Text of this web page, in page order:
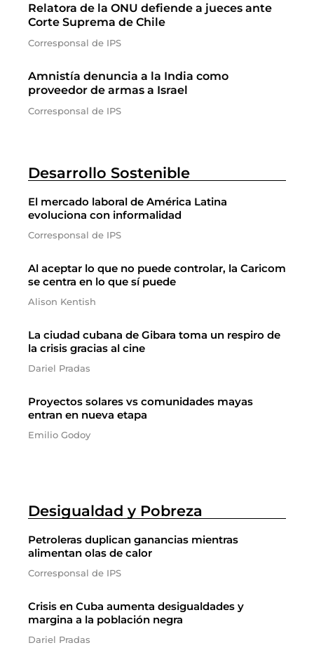
Relatora de la ONU defiende a jueces ante
Corte Suprema de Chile
Corresponsal de IPS
Amnistía denuncia a la India como
proveedor de armas a Israel
Corresponsal de IPS
Desarrollo Sostenible
El mercado laboral de América Latina
evoluciona con informalidad
Corresponsal de IPS
Al aceptar lo que no puede controlar, la Caricom
se centra en lo que sí puede
Alison Kentish
La ciudad cubana de Gibara toma un respiro de
la crisis gracias al cine
Dariel Pradas
Proyectos solares vs comunidades mayas
entran en nueva etapa
Emilio Godoy
Desigualdad y Pobreza
Petroleras duplican ganancias mientras
alimentan olas de calor
Corresponsal de IPS
Crisis en Cuba aumenta desigualdades y
margina a la población negra
Dariel Pradas